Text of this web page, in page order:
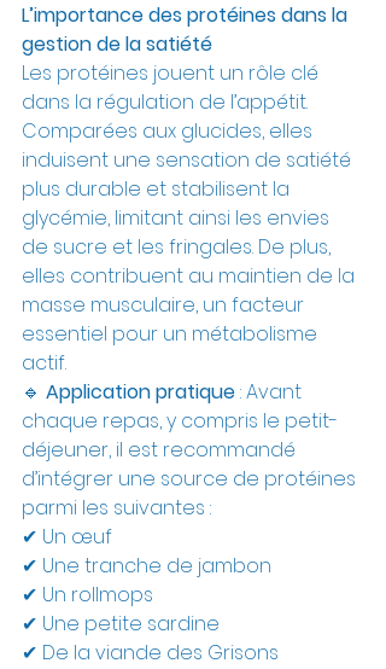
L’importance des protéines dans la
gestion de la satiété
Les protéines jouent un rôle clé
dans la régulation de l’appétit.
Comparées aux glucides, elles
induisent une sensation de satiété
plus durable et stabilisent la
glycémie, limitant ainsi les envies
de sucre et les fringales. De plus,
elles contribuent au maintien de la
masse musculaire, un facteur
essentiel pour un métabolisme
actif.
🔹 Application pratique : Avant
chaque repas, y compris le petit-
déjeuner, il est recommandé
d’intégrer une source de protéines
parmi les suivantes :
✔ Un œuf
✔ Une tranche de jambon
✔ Un rollmops
✔ Une petite sardine
✔ De la viande des Grisons